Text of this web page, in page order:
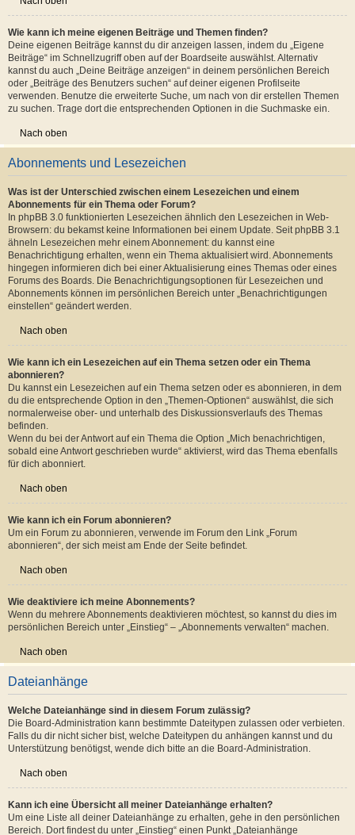
Wie kann ich nach Mitgliedern suchen?
Gehe zur Mitgliederliste und klicke auf „Nach einem Mitglied suchen“.
Nach oben
Wie kann ich meine eigenen Beiträge und Themen finden?
Beiträge“ im Schnellzugriff oben auf der Boardseite auswählst. Alternativ
kannst du auch „Deine Beiträge anzeigen“ in deinem persönlichen Bereich
oder „Beiträge des Benutzers suchen“ auf deiner eigenen Profilseite
verwenden. Benutze die erweiterte Suche, um nach von dir erstellen Themen
zu suchen. Trage dort die entsprechenden Optionen in die Suchmaske ein.
Nach oben
Abonnements und Lesezeichen
Was ist der Unterschied zwischen einem Lesezeichen und einem
Abonnements für ein Thema oder Forum?
In phpBB 3.0 funktionierten Lesezeichen ähnlich den Lesezeichen in Web-
Browsern: du bekamst keine Informationen bei einem Update. Seit phpBB 3.1
Benachrichtigung erhalten, wenn ein Thema aktualisiert wird. Abonnements
hingegen informieren dich bei einer Aktualisierung eines Themas oder eines
Forums des Boards. Die Benachrichtigungsoptionen für Lesezeichen und
Abonnements können im persönlichen Bereich unter „Benachrichtigungen
einstellen“ geändert werden.
Nach oben
Wie kann ich ein Lesezeichen auf ein Thema setzen oder ein Thema
abonnieren?
Du kannst ein Lesezeichen auf ein Thema setzen oder es abonnieren, in dem
normalerweise ober- und unterhalb des Diskussionsverlaufs des Themas
befinden.
Wenn du bei der Antwort auf ein Thema die Option „Mich benachrichtigen,
sobald eine Antwort geschrieben wurde“ aktivierst, wird das Thema ebenfalls
für dich abonniert.
Nach oben
Wie kann ich ein Forum abonnieren?
Um ein Forum zu abonnieren, verwende im Forum den Link „Forum
abonnieren“, der sich meist am Ende der Seite befindet.
Nach oben
Wie deaktiviere ich meine Abonnements?
Wenn du mehrere Abonnements deaktivieren möchtest, so kannst du dies im
persönlichen Bereich unter „Einstieg“ – „Abonnements verwalten“ machen.
Nach oben
Welche Dateianhänge sind in diesem Forum zulässig?
Die Board-Administration kann bestimmte Dateitypen zulassen oder verbieten.
Falls du dir nicht sicher bist, welche Dateitypen du anhängen kannst und du
Unterstützung benötigst, wende dich bitte an die Board-Administration.